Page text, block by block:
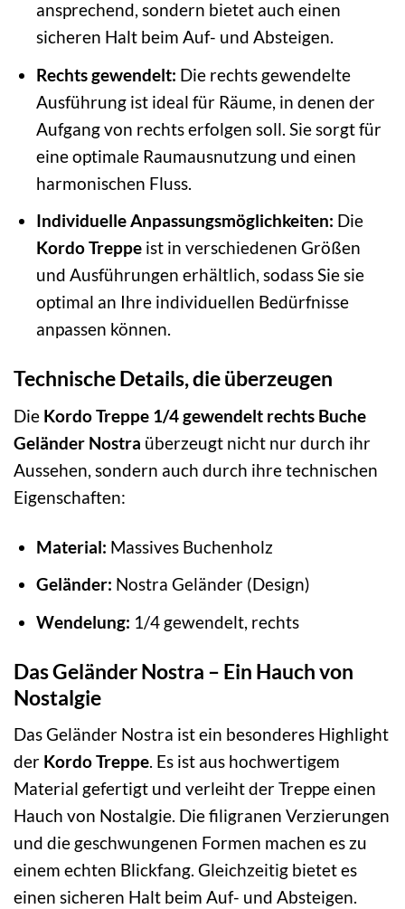
ansprechend, sondern bietet auch einen
sicheren Halt beim Auf- und Absteigen.
Rechts gewendelt: Die rechts gewendelte
Ausführung ist ideal für Räume, in denen der
Aufgang von rechts erfolgen soll. Sie sorgt für
eine optimale Raumausnutzung und einen
harmonischen Fluss.
Individuelle Anpassungsmöglichkeiten: Die
Kordo Treppeist in verschiedenen Größen
und Ausführungen erhältlich, sodass Sie sie
optimal an Ihre individuellen Bedürfnisse
anpassen können.
Technische Details, die überzeugen
Die Kordo Treppe 1/4 gewendelt rechts Buche
Geländer Nostra überzeugt nicht nur durch ihr
Aussehen, sondern auch durch ihre technischen
Eigenschaften:
Material: Massives Buchenholz
Geländer: Nostra Geländer (Design)
Wendelung: 1/4 gewendelt, rechts
Das Geländer Nostra – Ein Hauch von
Nostalgie
Das Geländer Nostra ist ein besonderes Highlight
der Kordo Treppe. Es ist aus hochwertigem
Material gefertigt und verleiht der Treppe einen
Hauch von Nostalgie. Die filigranen Verzierungen
und die geschwungenen Formen machen es zu
einem echten Blickfang. Gleichzeitig bietet es
einen sicheren Halt beim Auf- und Absteigen.